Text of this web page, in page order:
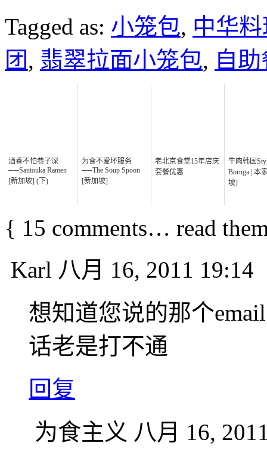
Tagged as: 小笼包, 中华
团, 翡翠拉面小笼包, 自
酒香不怕巷子深
──Santouka Ramen
[新加坡] (下)
为食不爱坏服务
──The Soup Spoon
[新加坡]
老北京食堂15年店庆
套餐优惠
牛肉韩国
Bornga | 本
坡]
{ 15 comments… read
Karl 八月 16, 2011 19:14
想知道您说的那个
话老是打不通
回复
为食主义 八月 16,